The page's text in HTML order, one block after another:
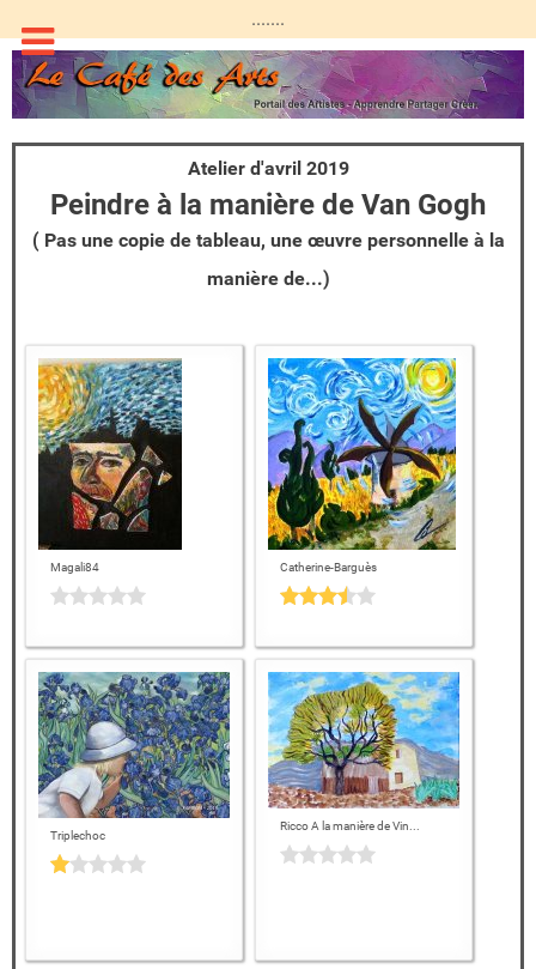
.......
Atelier d'avril 2019
Peindre à la manière de Van Gogh
( Pas une copie de tableau, une œuvre personnelle à la
manière de...)
Magali84 Catherine-Barguès
Triplechoc
Ricco A la manière de Vin...